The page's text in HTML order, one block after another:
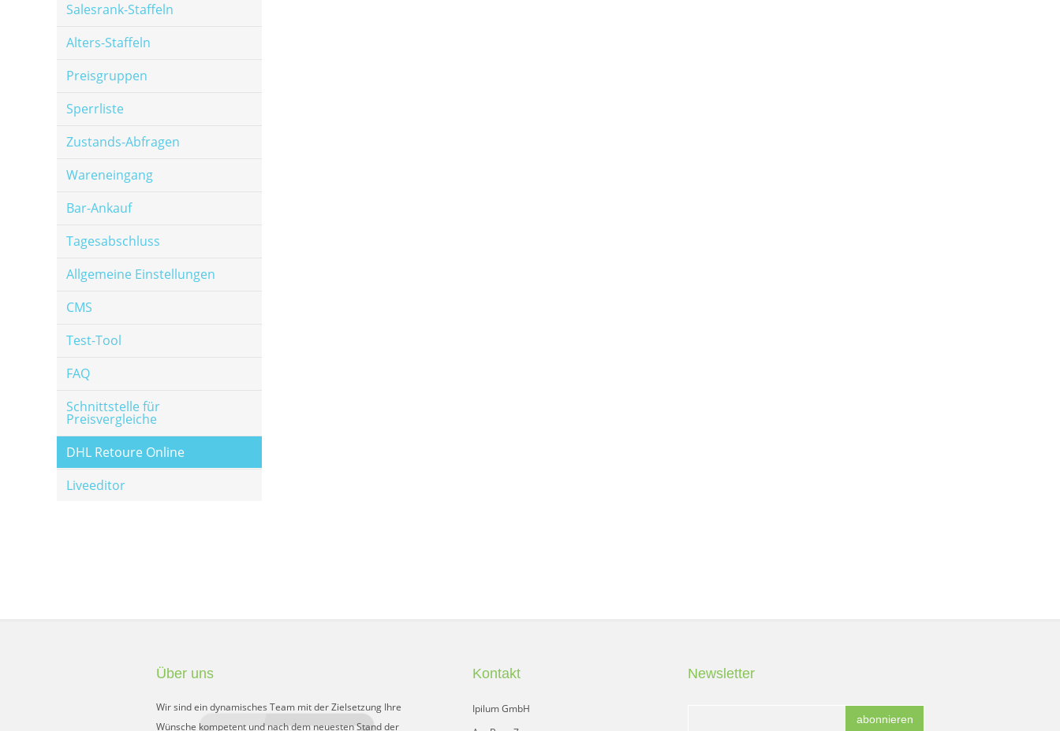
Salesrank-Staffeln
Alters-Staffeln
Preisgruppen
Sperrliste
Zustands-Abfragen
Wareneingang
Bar-Ankauf
Tagesabschluss
Allgemeine Einstellungen
CMS
Test-Tool
FAQ
Schnittstelle für
Preisvergleiche
DHL Retoure Online
Liveeditor
Über uns
Wir sind ein dynamisches Team mit der Zielsetzung Ihre
Wünsche kompetent und nach dem neuesten Stand der
Kontakt
Ipilum GmbH
Newsletter
abonnieren